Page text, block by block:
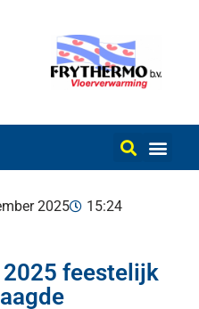
2025
15:24
feestelijk